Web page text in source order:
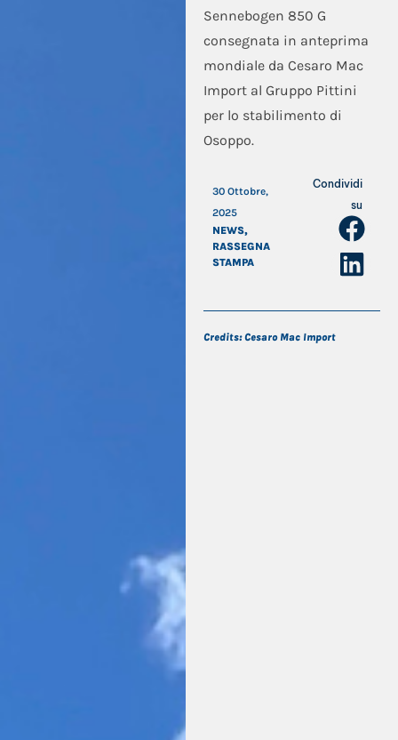
Sennebogen 850 G
consegnata in anteprima
mondiale da Cesaro Mac
Import al Gruppo Pittini
per lo stabilimento di
Osoppo.
30 Ottobre,
2025
NEWS,
RASSEGNA
STAMPA
Condividi
su
Credits: Cesaro Mac Import